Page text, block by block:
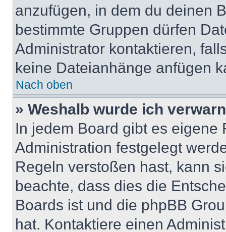
anzufügen, in dem du deinen
bestimmte Gruppen dürfen
Administrator kontaktieren,
keine Dateianhänge anfügen
Nach oben
» Weshalb wurde ich
In jedem Board gibt es
Administration festgelegt
Regeln verstoßen hast, kann
beachte, dass dies die
Boards ist und die phpBB
hat. Kontaktiere einen